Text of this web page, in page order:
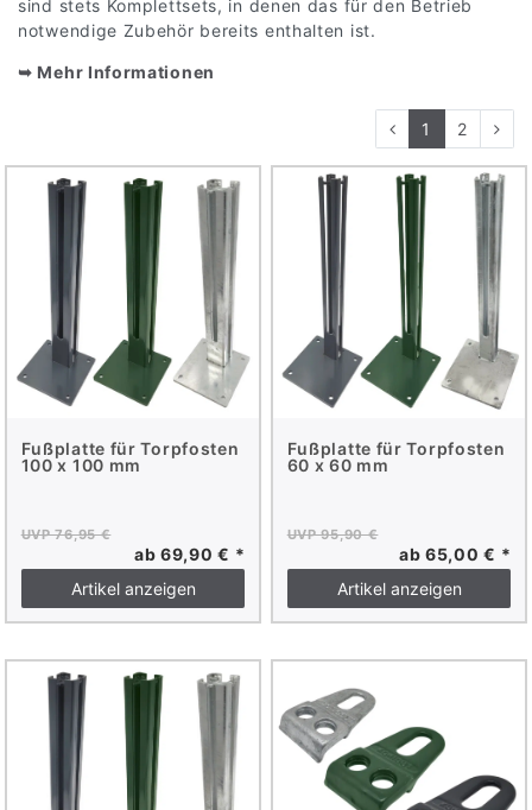
sind stets Komplettsets, in denen das für den Betrieb
notwendige Zubehör bereits enthalten ist.
➥ Mehr Informationen
1 2
Fußplatte für Torpfosten
100 x 100 mm
UVP 76,95 €
ab 69,90 € *
Artikel anzeigen
Fußplatte für Torpfosten
60 x 60 mm
UVP 95,90 €
ab 65,00 € *
Artikel anzeigen